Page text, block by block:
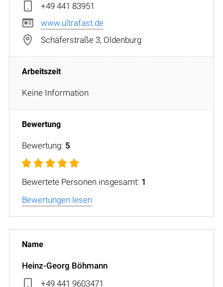
+49 441 83951
www.ultrafast.de
Schäferstraße 3, Oldenburg
Keine Information
Bewertung: 5
Bewertete Personen insgesamt: 1
Bewertungen lesen
Heinz-Georg Böhmann
+49 441 9603471